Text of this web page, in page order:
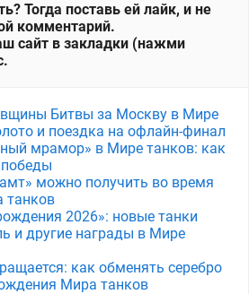
Тогда поставь ей лайк, и не
комментарий.
сайт в закладки (нажми
Битвы за Москву в Мире
и поездка на офлайн-финал
мрамор» в Мире танков: как
победы
можно получить во время
танков
2026»: новые танки
и другие награды в Мире
как обменять серебро
Мира танков